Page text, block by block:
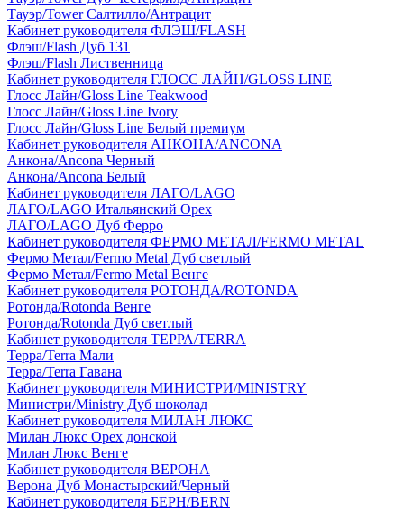
Тауэр/Tower Салтилло/Антрацит
Кабинет руководителя ФЛЭШ/FLASH
Флэш/Flash Дуб 131
Флэш/Flash Лиственница
Кабинет руководителя ГЛОСС ЛАЙН/GLOSS LINE
Глосс Лайн/Gloss Line Teakwood
Глосс Лайн/Gloss Line Ivory
Глосс Лайн/Gloss Line Белый премиум
Кабинет руководителя АНКОНА/ANCONA
Анкона/Ancona Черный
Анкона/Ancona Белый
Кабинет руководителя ЛАГО/LAGO
ЛАГО/LAGO Итальянский Орех
ЛАГО/LAGO Дуб Ферро
Кабинет руководителя ФЕРМО МЕТАЛ/FERMO METAL
Фермо Метал/Fermo Metal Дуб светлый
Фермо Метал/Fermo Metal Венге
Кабинет руководителя РОТОНДА/ROTONDA
Ротонда/Rotonda Венге
Ротонда/Rotonda Дуб светлый
Кабинет руководителя ТЕРРА/TERRA
Терра/Terra Мали
Терра/Terra Гавана
Кабинет руководителя МИНИСТРИ/MINISTRY
Министри/Ministry Дуб шоколад
Кабинет руководителя МИЛАН ЛЮКС
Милан Люкс Орех донской
Милан Люкс Венге
Кабинет руководителя ВЕРОНА
Верона Дуб Монастырский/Черный
Кабинет руководителя БЕРН/BERN